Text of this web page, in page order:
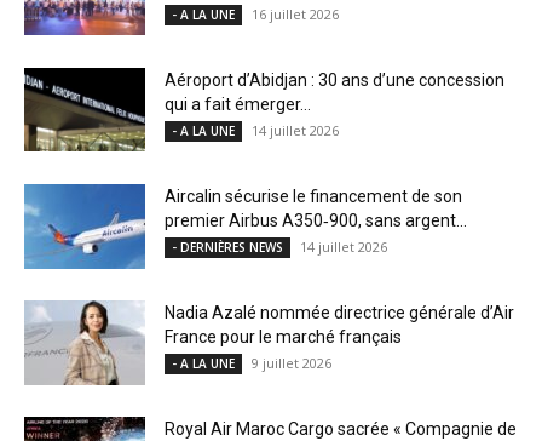
- A LA UNE 16 juillet 2026
Aéroport d’Abidjan : 30 ans d’une concession
qui a fait émerger...
- A LA UNE 14 juillet 2026
Aircalin sécurise le financement de son
premier Airbus A350‑900, sans argent...
- DERNIÈRES NEWS 14 juillet 2026
Nadia Azalé nommée directrice générale d’Air
France pour le marché français
- A LA UNE 9 juillet 2026
Royal Air Maroc Cargo sacrée « Compagnie de